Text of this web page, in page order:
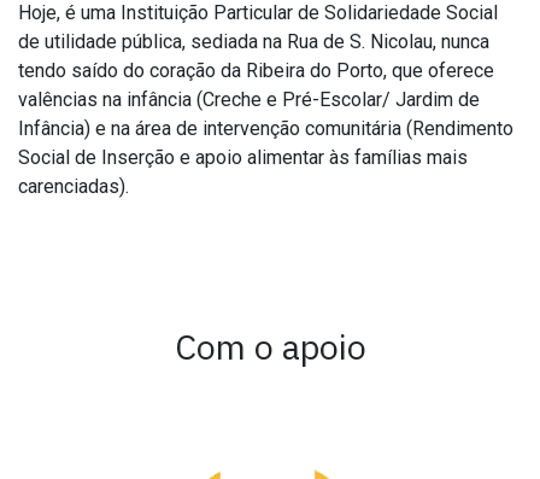
Hoje, é uma Instituição Particular de Solidariedade Social
de utilidade pública, sediada na Rua de S. Nicolau, nunca
tendo saído do coração da Ribeira do Porto, que oferece
valências na infância (Creche e Pré-Escolar/ Jardim de
Infância) e na área de intervenção comunitária (Rendimento
Social de Inserção e apoio alimentar às famílias mais
carenciadas).
Com o apoio